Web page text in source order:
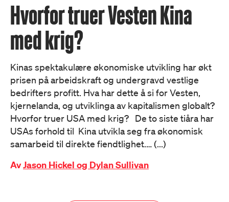
Hvorfor truer Vesten Kina
med krig?
Kinas spektakulære økonomiske utvikling har økt
prisen på arbeidskraft og undergravd vestlige
bedrifters profitt. Hva har dette å si for Vesten,
kjernelanda, og utviklinga av kapitalismen globalt?
Hvorfor truer USA med krig? De to siste tiåra har
USAs forhold til Kina utvikla seg fra økonomisk
samarbeid til direkte fiendtlighet.… (...)
AvJason Hickel og Dylan Sullivan